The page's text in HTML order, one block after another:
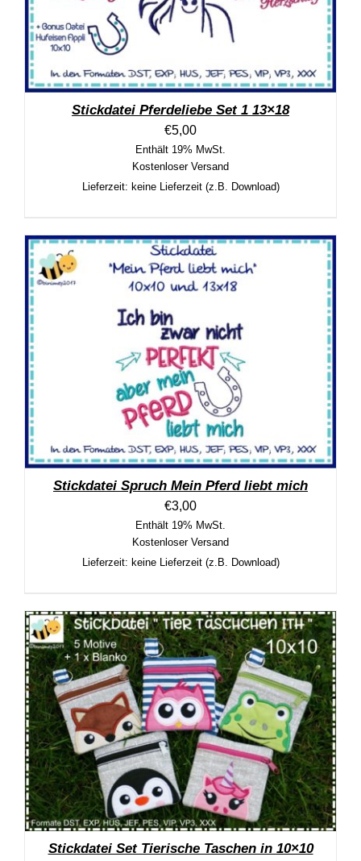
Stickdatei Pferdeliebe Set 1 13×18
€5,00
Enthält 19% MwSt.
Kostenloser Versand
Lieferzeit: keine Lieferzeit (z.B. Download)
Stickdatei Spruch Mein Pferd liebt mich
€3,00
Enthält 19% MwSt.
Kostenloser Versand
Lieferzeit: keine Lieferzeit (z.B. Download)
Stickdatei Set Tierische Taschen in 10×10